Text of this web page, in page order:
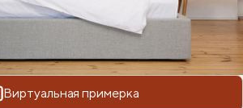
Виртуальная примерка